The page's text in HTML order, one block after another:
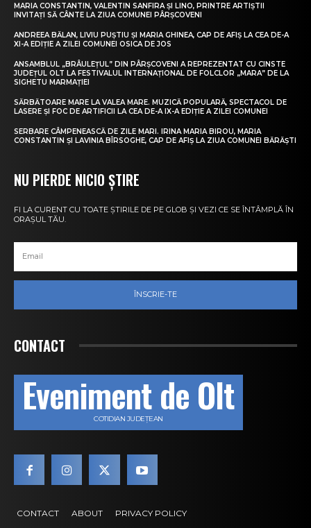
MARIA CONSTANTIN, VALENTIN SANFIRA ȘI LINO, PRINTRE ARTIȘTII
INVITAȚI SĂ CÂNTE LA ZIUA COMUNEI PÂRȘCOVENI
ANDREEA BĂLAN, LIVIU PUȘTIU ȘI MARIA GHINEA, CAP DE AFIȘ LA CEA DE-A
XI-A EDIȚIE A ZILEI COMUNEI OSICA DE JOS
ANSAMBLUL „BRÂULEȚUL” DIN PÂRȘCOVENI A REPREZENTAT CU CINSTE
JUDEȚUL OLT LA FESTIVALUL INTERNAȚIONAL DE FOLCLOR „MARA” DE LA
SIGHETU MARMAȚIEI
SĂRBĂTOARE MARE LA VALEA MARE. MUZICĂ POPULARĂ, SPECTACOL DE
LASERE ȘI FOC DE ARTIFICII LA CEA DE-A IX-A EDIȚIE A ZILEI COMUNEI
SERBARE CÂMPENEASCĂ DE ZILE MARI. IRINA MARIA BIROU, MARIA
CONSTANTIN ȘI LAVINIA BÎRSOGHE, CAP DE AFIȘ LA ZIUA COMUNEI BĂRĂȘTI
NU PIERDE NICIO ȘTIRE
FI LA CURENT CU TOATE ȘTIRILE DE PE GLOB ȘI VEZI CE SE ÎNTÂMPLĂ ÎN
ORAȘUL TĂU.
ÎNSCRIE-TE
CONTACT
Eveniment de Olt
COTIDIAN JUDEȚEAN
CONTACT ABOUT PRIVACY POLICY